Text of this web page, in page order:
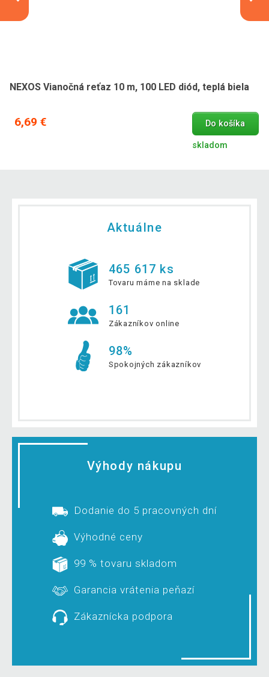
NEXOS Vianočná reťaz 10 m, 100 LED diód, teplá biela
6,69 € Do košíka
skladom
Aktuálne
465 617 ks
Tovaru máme na sklade
161
Zákazníkov online
98%
Spokojných zákazníkov
Výhody nákupu
Dodanie do 5 pracovných dní
Výhodné ceny
99 % tovaru skladom
Garancia vrátenia peňazí
Zákaznícka podpora